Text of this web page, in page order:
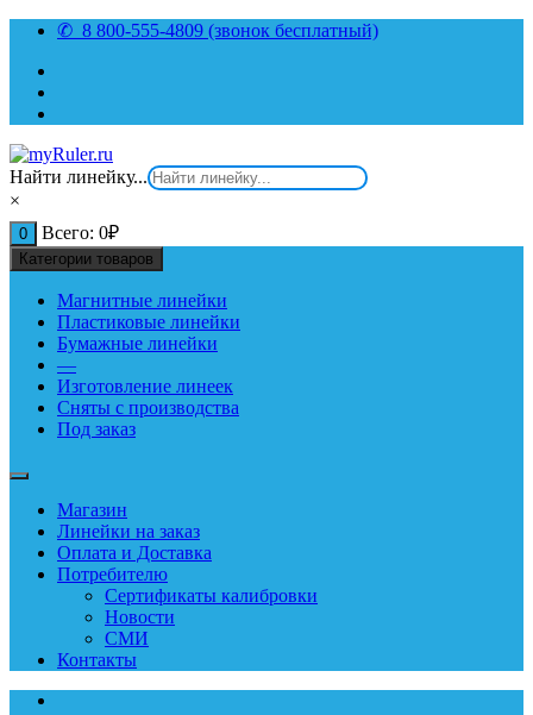
Перейти
содержимому
✆ 8 800-555-4809 (звонок бесплатный)
Найти линейку...
×
0 Всего: 0₽
Категории товаров
Магнитные линейки
Пластиковые линейки
Бумажные линейки
—
Изготовление линеек
Сняты с производства
Под заказ
Магазин
Линейки на заказ
Оплата и Доставка
Потребителю
Сертификаты калибровки
Новости
СМИ
Контакты